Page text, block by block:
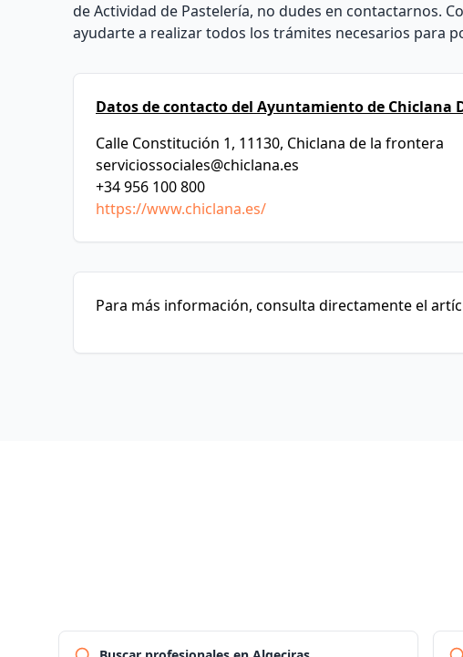
de Actividad de Pastelería, no dudes en contactarnos.
ayudarte a realizar todos los trámites necesarios para
Datos de contacto del Ayuntamiento de Chiclana
Calle Constitución 1, 11130, Chiclana de la frontera
serviciossociales@chiclana.es
+34 956 100 800
https://www.chiclana.es/
Para más información, consulta directamente el